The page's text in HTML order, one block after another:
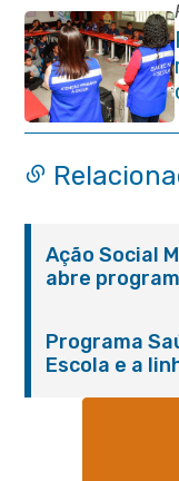
Ação Social
abre
serviços
orientações
Programa
Escola e a